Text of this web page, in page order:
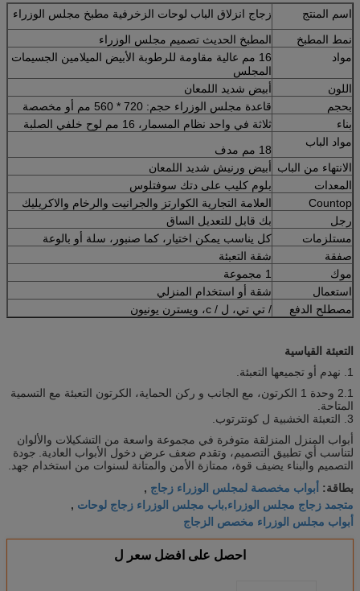
اسم المنتج
زجاج انزلاق الباب لوحات الزخرفية مطبخ مجلس الوزراء
نمط المطبخ
المطبخ الحديث تصميم مجلس الوزراء
مواد
16 مم عالية مقاومة للرطوبة الأبيض الميلامين الجسيمات
المجلس
اللون
أبيض شديد اللمعان
بحجم
قاعدة مجلس الوزراء حجم: 720 * 560 مم أو مخصصة
بناء
ثلاثة في واحد نظام المسمار، 16 مم لوح خلفي الصلبة
مواد الباب
18 مم مدف
الانتهاء من الباب أبيض ورنيش شديد اللمعان
المعدات
بلوم كليب على دتك سوفتلوس
Countop
العلامة التجارية الكوارتز والجرانيت والرخام والاكريليك
رجل
بك قابل للتعديل الساق
مستلزمات
كل يناسب يمكن اختيار، كما صنبور، سلة أو بالوعة
صفقة
شقة التعبئة
موك
1 مجموعة
استعمال
شقة أو استخدام المنزلي
مصطلح الدفع
/ تي تي، ل / c، ويسترن يونيون
التعبئة القياسية
1. نهدم أو تجميعها التعبئة.
2.1 وحدة 1 الكرتون، مع الجانب و ركن الحماية، الكرتون التعبئة مع التسمية
المتاحة.
3. التعبئة الخشبية ل كونترتوب.
أبواب المنزل المنزلقة متوفرة في مجموعة واسعة من التشكيلات والألوان
لتناسب أي تطبيق التصميم، وتقدم ضعف عرض دخول الأبواب العادية. جودة
التصميم والبناء يضيف قوة، ممتازة الأمن والمتانة لسنوات من استخدام جهد.
بطاقة: أبواب مخصصة لمجلس الوزراء زجاج ,
متجمد زجاج مجلس الوزراء,باب مجلس الوزراء زجاج لوحات ,
أبواب مجلس الوزراء مخصص الزجاج
احصل على افضل سعر ل